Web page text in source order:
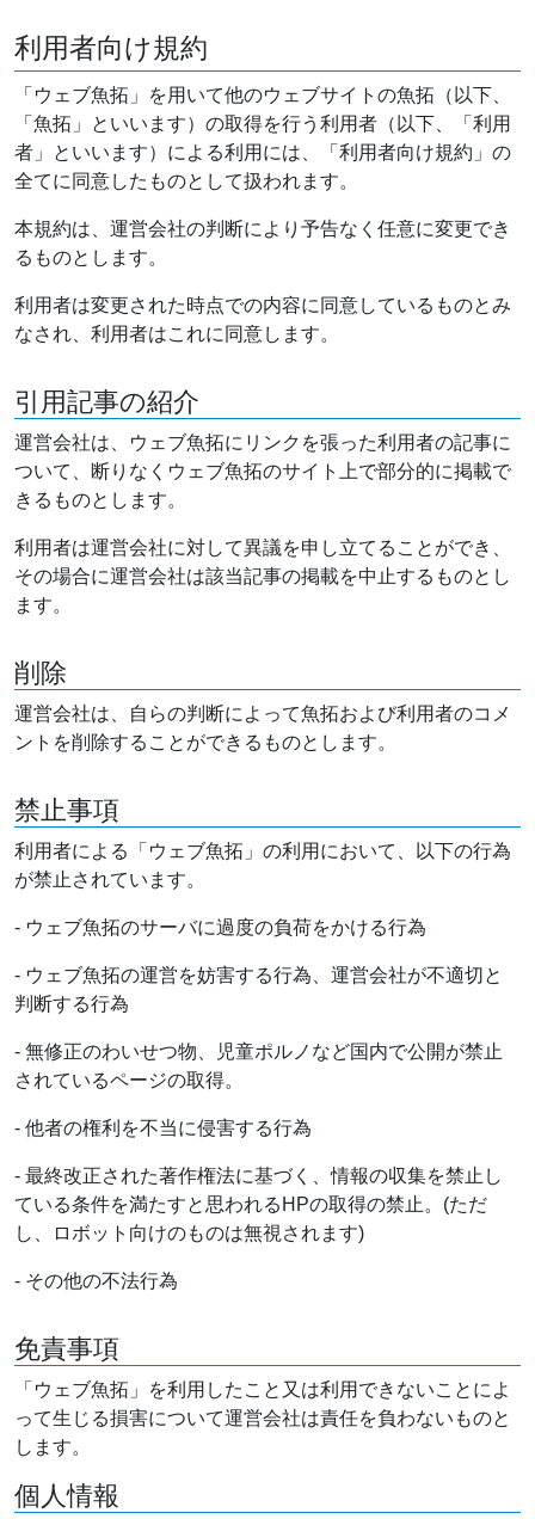
利用者向け規約
「ウェブ魚拓」を用いて他のウェブサイトの魚拓（以下、
「魚拓」といいます）の取得を行う利用者（以下、「利用
者」といいます）による利用には、「利用者向け規約」の
全てに同意したものとして扱われます。
本規約は、運営会社の判断により予告なく任意に変更でき
るものとします。
利用者は変更された時点での内容に同意しているものとみ
なされ、利用者はこれに同意します。
引用記事の紹介
運営会社は、ウェブ魚拓にリンクを張った利用者の記事に
ついて、断りなくウェブ魚拓のサイト上で部分的に掲載で
きるものとします。
利用者は運営会社に対して異議を申し立てることができ、
その場合に運営会社は該当記事の掲載を中止するものとし
ます。
削除
運営会社は、自らの判断によって魚拓および利用者のコメ
ントを削除することができるものとします。
禁止事項
利用者による「ウェブ魚拓」の利用において、以下の行為
が禁止されています。
- ウェブ魚拓のサーバに過度の負荷をかける行為
- ウェブ魚拓の運営を妨害する行為、運営会社が不適切と
判断する行為
- 無修正のわいせつ物、児童ポルノなど国内で公開が禁止
されているページの取得。
- 他者の権利を不当に侵害する行為
- 最終改正された著作権法に基づく、情報の収集を禁止し
ている条件を満たすと思われるHPの取得の禁止。(ただ
し、ロボット向けのものは無視されます)
- その他の不法行為
免責事項
「ウェブ魚拓」を利用したこと又は利用できないことによ
って生じる損害について運営会社は責任を負わないものと
します。
個人情報